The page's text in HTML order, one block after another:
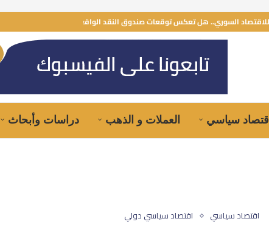
اقتصاد سياسي العملات و الذهب دراسات وأبحاث
اقتصاد سياسي اقتصاد سياسي دولي